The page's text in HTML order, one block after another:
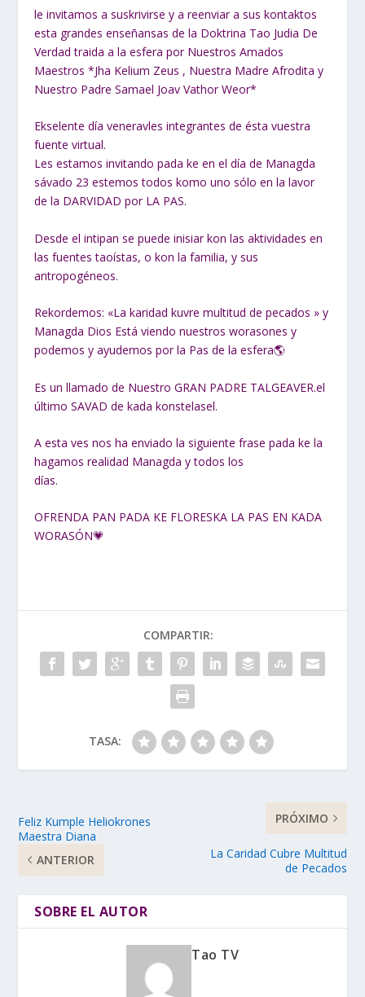
le invitamos a suskrivirse y a reenviar a sus kontaktos
esta grandes enseñansas de la Doktrina Tao Judia De
Verdad traida a la esfera por Nuestros Amados
Maestros *Jha Kelium Zeus , Nuestra Madre Afrodita y
Nuestro Padre Samael Joav Vathor Weor*
Ekselente día veneravles integrantes de ésta vuestra
fuente virtual.
Les estamos invitando pada ke en el día de Managda
sávado 23 estemos todos komo uno sólo en la lavor
de la DARVIDAD por LA PAS.
Desde el intipan se puede inisiar kon las aktividades en
las fuentes taoístas, o kon la familia, y sus
antropogéneos.
Rekordemos: «La karidad kuvre multitud de pecados » y
Managda Dios Está viendo nuestros worasones y
podemos y ayudemos por la Pas de la esfera🌎
Es un llamado de Nuestro GRAN PADRE TALGEAVER.el
último SAVAD de kada konstelasel.
A esta ves nos ha enviado la siguiente frase pada ke la
hagamos realidad Managda y todos los
días.
OFRENDA PAN PADA KE FLORESKA LA PAS EN KADA
WORASÓN💗
COMPARTIR:
TASA:
Feliz Kumple Heliokrones
Maestra Diana
ANTERIOR
PRÓXIMO
La Caridad Cubre Multitud
de Pecados
SOBRE EL AUTOR
Tao TV